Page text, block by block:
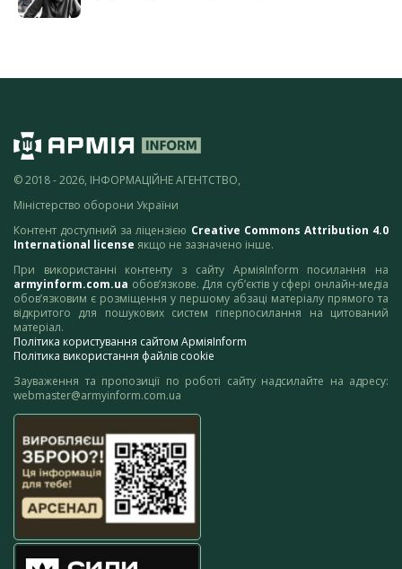
© 2018 - 2026, ІНФОРМАЦІЙНЕ АГЕНТСТВО,
Міністерство оборони України
Контент доступний за ліцензією Creative Commons Attribution 4.0
International license якщо не зазначено інше.
При використанні контенту з сайту АрміяInform посилання на
armyinform.com.ua обов’язкове. Для суб’єктів у сфері онлайн-медіа
обов’язковим є розміщення у першому абзаці матеріалу прямого та
відкритого для пошукових систем гіперпосилання на цитований
матеріал.
Політика користування сайтом АрміяInform
Політика використання файлів cookie
Зауваження та пропозиції по роботі сайту надсилайте на адресу:
webmaster@armyinform.com.ua